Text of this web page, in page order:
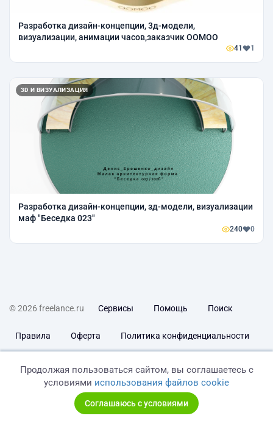
Разработка дизайн-концепции, 3д-модели,
визуализации, анимации часов,заказчик ООМОО
41 1
3D И ВИЗУАЛИЗАЦИЯ
Разработка дизайн-концепции, зд-модели, визуализации
маф "Беседка 023"
240 0
© 2026 freelance.ru Сервисы Помощь Поиск
Правила Оферта Политика конфиденциальности
Продолжая пользоваться сайтом, вы соглашаетесь с
условиями использования файлов cookie
Соглашаюсь с условиями